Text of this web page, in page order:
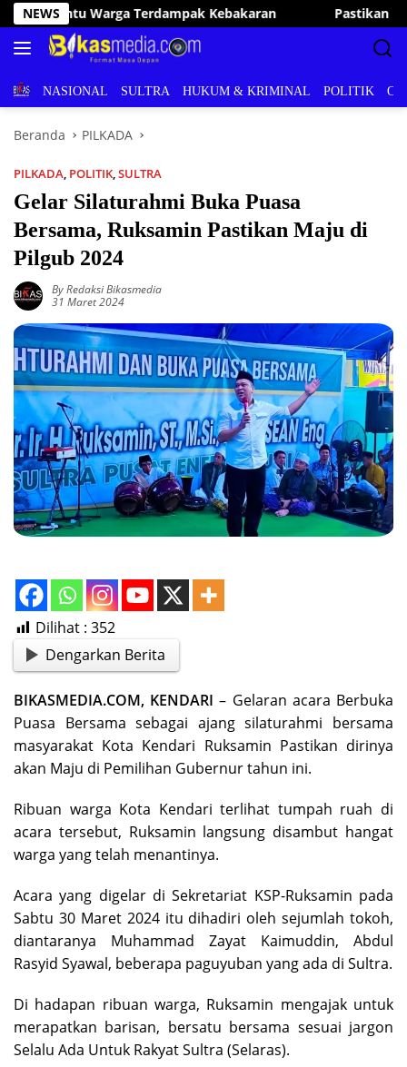
Langsung
ke
konten
NEWSPastikan Pelayanan Publik Optimal, Irham Kalenggo
BERITANASIONAL SULTRA HUKUM & KRIMINAL POLITIK
Beranda PILKADA
PILKADA, POLITIK,SULTRA
Gelar Silaturahmi Buka Puasa
Bersama, Ruksamin Pastikan Maju di
Pilgub 2024
By Redaksi Bikasmedia
31 Maret 2024
Dilihat : 352
Dengarkan Berita
BIKASMEDIA.COM, KENDARI – Gelaran acara Berbuka
Puasa Bersama sebagai ajang silaturahmi bersama
masyarakat Kota Kendari Ruksamin Pastikan dirinya
akan Maju di Pemilihan Gubernur tahun ini.
Ribuan warga Kota Kendari terlihat tumpah ruah di
acara tersebut, Ruksamin langsung disambut hangat
warga yang telah menantinya.
Acara yang digelar di Sekretariat KSP-Ruksamin pada
Sabtu 30 Maret 2024 itu dihadiri oleh sejumlah tokoh,
diantaranya Muhammad Zayat Kaimuddin, Abdul
Rasyid Syawal, beberapa paguyuban yang ada di Sultra.
Di hadapan ribuan warga, Ruksamin mengajak untuk
merapatkan barisan, bersatu bersama sesuai jargon
Selalu Ada Untuk Rakyat Sultra (Selaras).